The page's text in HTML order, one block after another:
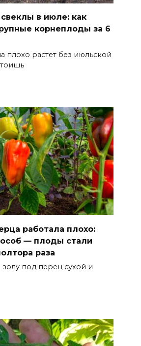
в июле: как
корнеплоды за 6
плохо растет без июльской
работала плохо:
— плоды стали
раза
золу под перец сухой и